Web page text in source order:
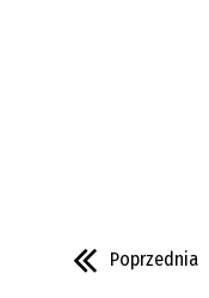
Poprzednia